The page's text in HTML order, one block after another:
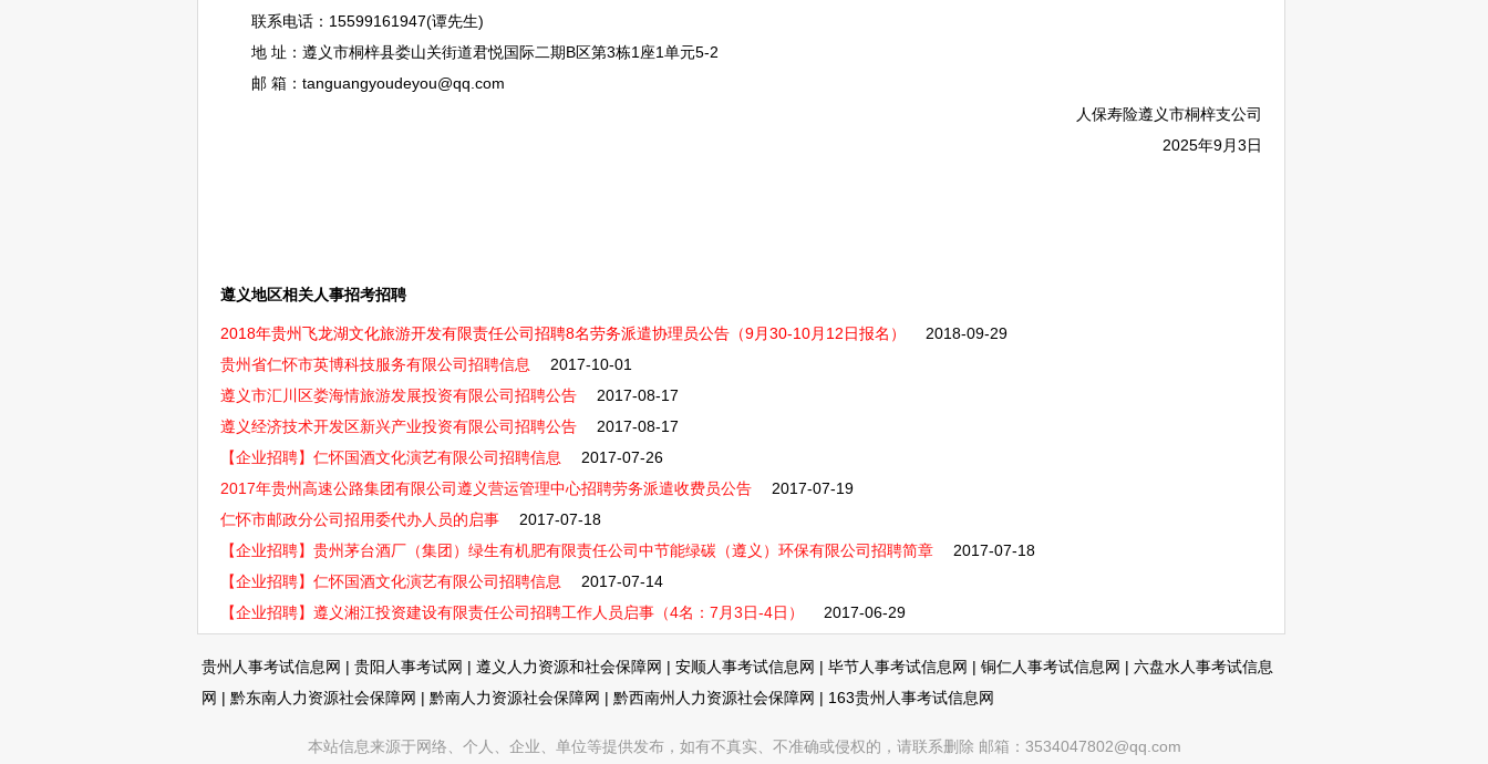
联系电话：15599161947(谭先生)
地 址： 遵义市桐梓县娄山关街道君悦国际二期B区第3栋1座1单元5-2
邮 箱：tanguangyoudeyou@qq.com
人保寿险遵义市桐梓支公司
2025年9月3日
遵义地区相关人事招考招聘
2018年贵州飞龙湖文化旅游开发有限责任公司招聘8名劳务派遣协理员公告（9月30-10月12日报名）
2018-09-29
贵州省仁怀市英博科技服务有限公司招聘信息
2017-10-01
遵义市汇川区娄海情旅游发展投资有限公司招聘公告
2017-08-17
遵义经济技术开发区新兴产业投资有限公司招聘公告
2017-08-17
【企业招聘】仁怀国酒文化演艺有限公司招聘信息
2017-07-26
2017年贵州高速公路集团有限公司遵义营运管理中心招聘劳务派遣收费员公告
2017-07-19
仁怀市邮政分公司招用委代办人员的启事
2017-07-18
【企业招聘】贵州茅台酒厂（集团）绿生有机肥有限责任公司中节能绿碳（遵义）环保有限公司招聘简章
2017-07-18
【企业招聘】仁怀国酒文化演艺有限公司招聘信息
2017-07-14
【企业招聘】遵义湘江投资建设有限责任公司招聘工作人员启事（4名：7月3日-4日）
2017-06-29
贵州人事考试信息网 | 贵阳人事考试网 | 遵义人力资源和社会保障网 | 安顺人事考试信息网 | 毕节人事考试信息网 | 铜仁人事考试信息网 | 六盘水人事考试信息
网 | 黔东南人力资源社会保障网 | 黔南人力资源社会保障网 | 黔西南州人力资源社会保障网 | 163贵州人事考试信息网
本站信息来源于网络、个人、企业、单位等提供发布，如有不真实、不准确或侵权的，请联系删除 邮箱：3534047802@qq.com